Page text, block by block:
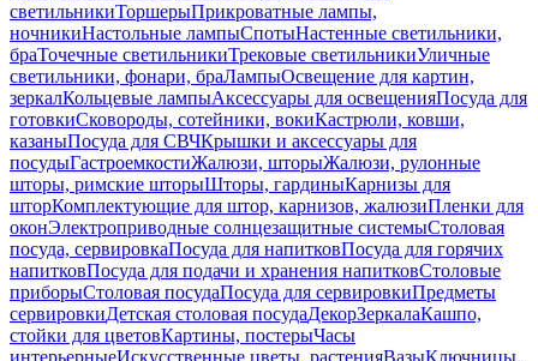
светильникиТоршерыПрикроватные лампы,
ночникиНастольные лампыСпотыНастенные светильники,
браТочечные светильникиТрековые светильникиУличные
светильники, фонари, браЛампыОсвещение для картин,
зеркалКольцевые лампыАксессуары для освещенияПосуда для
готовкиСковороды, сотейники, вокиКастрюли, ковши,
казаныПосуда для СВЧКрышки и аксессуары для
посудыГастроемкостиЖалюзи, шторыЖалюзи, рулонные
шторы, римские шторыШторы, гардиныКарнизы для
шторКомплектующие для штор, карнизов, жалюзиПленки для
оконЭлектроприводные солнцезащитные системыСтоловая
посуда, сервировкаПосуда для напитковПосуда для горячих
напитковПосуда для подачи и хранения напитковСтоловые
приборыСтоловая посудаПосуда для сервировкиПредметы
сервировкиДетская столовая посудаДекорЗеркалаКашпо,
стойки для цветовКартины, постерыЧасы
интерьерныеИскусственные цветы, растенияВазыКлючницы,